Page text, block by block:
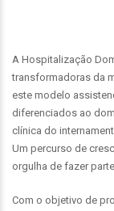
A Hospitalização
transformadoras da
este modelo
diferenciados ao
clínica do
Um percurso de
orgulha de fazer
Com o objetivo de